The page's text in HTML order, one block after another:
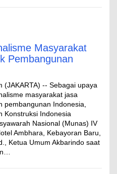
Masyarakat
Pembangunan
(JAKARTA) -- Sebagai upaya
masyarakat jasa
pembangunan Indonesia,
Konstruksi Indonesia
Nasional (Munas) IV
Ambhara, Kebayoran Baru,
Ketua Umum Akbarindo saat